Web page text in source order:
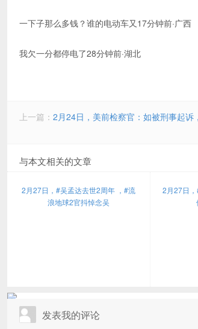
一下子那么多钱？谁的电动车又17分钟前·广西
我欠一分都停电了28分钟前·湖北
上一篇： 2月24日，美前检察官：如被刑事起诉
与本文相关的文章
2月27日，#吴孟达去世2周年 ，#流
浪地球2官抖悼念吴
2月27日
发表我的评论